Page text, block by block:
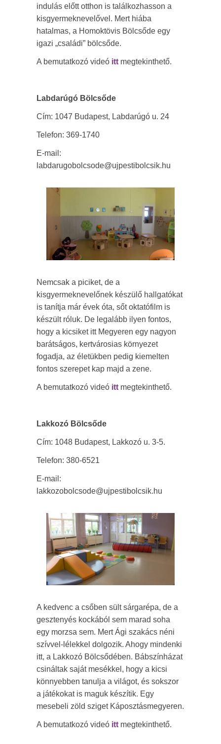
indulás előtt otthon is találkozhasson a
kisgyermeknevelővel. Mert hiába
hatalmas, a Homoktövis Bölcsőde egy
igazi „családi” bölcsőde.
A bemutatkozó videó itt megtekinthető.
Labdarúgó Bölcsőde
Cím: 1047 Budapest, Labdarúgó u. 24
Telefon: 369-1740
E-mail:
labdarugobolcsode@ujpestibolcsik.hu
Nemcsak a piciket, de a
kisgyermeknevelőnek készülő hallgatókat
is tanítja már évek óta, sőt oktatófilm is
készült róluk. De legalább ilyen fontos,
hogy a kicsiket itt Megyeren egy nagyon
barátságos, kertvárosias környezet
fogadja, az életükben pedig kiemelten
fontos szerepet kap majd a zene.
A bemutatkozó videó itt megtekinthető.
Lakkozó Bölcsőde
Cím: 1048 Budapest, Lakkozó u. 3-5.
Telefon: 380-6521
E-mail:
lakkozobolcsode@ujpestibolcsik.hu
A kedvenc a csőben sült sárgarépa, de a
gesztenyés kockából sem marad soha
egy morzsa sem. Mert Ági szakács néni
szívvel-lélekkel dolgozik. Ahogy mindenki
itt, a Lakkozó Bölcsődében. Bábszínházat
csináltak saját mesékkel, hogy a kicsi
könnyebben tanulja a világot, és sokszor
a játékokat is maguk készítik. Egy
mesebeli zöld sziget Káposztásmegyeren.
A bemutatkozó videó itt megtekinthető.